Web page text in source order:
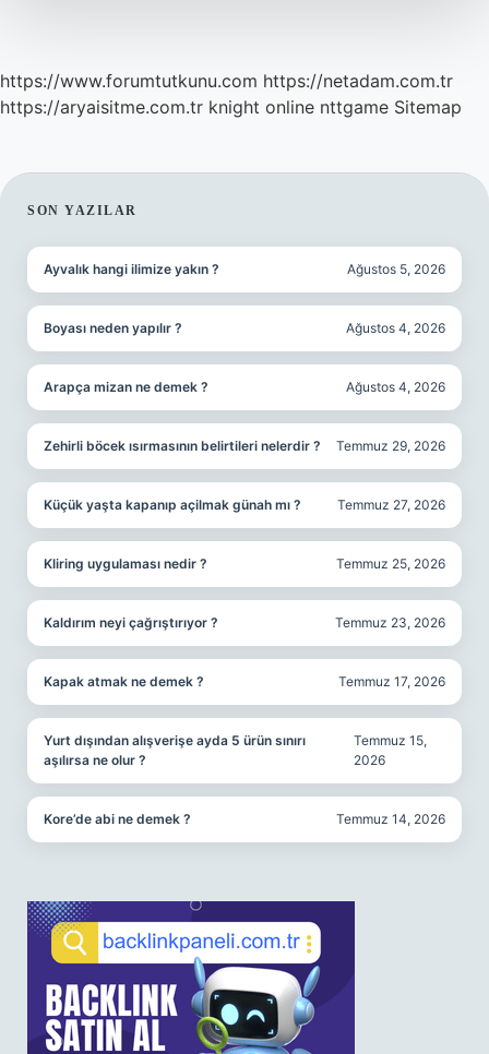
https://www.forumtutkunu.com https://netadam.com.tr
https://aryaisitme.com.tr knight online nttgame Sitemap
SIDEBAR
SON YAZILAR
Ayvalık hangi ilimize yakın ? Ağustos 5, 2026
Boyası neden yapılır ? Ağustos 4, 2026
Arapça mizan ne demek ? Ağustos 4, 2026
Zehirli böcek ısırmasının belirtileri nelerdir ? Temmuz 29, 2026
Küçük yaşta kapanıp açilmak günah mı ? Temmuz 27, 2026
Kliring uygulaması nedir ? Temmuz 25, 2026
Kaldırım neyi çağrıştırıyor ? Temmuz 23, 2026
Kapak atmak ne demek ? Temmuz 17, 2026
Yurt dışından alışverişe ayda 5 ürün sınırı
aşılırsa ne olur ?
Temmuz 15,
2026
Kore’de abi ne demek ? Temmuz 14, 2026